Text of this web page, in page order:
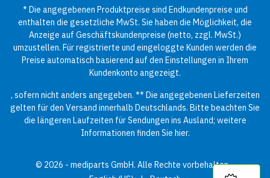
* Die angegebenen Produktpreise sind Endkundenpreise und
enthalten die gesetzliche MwSt. Sie haben die Möglichkeit, die
Anzeige auf Geschäftskundenpreise (netto, zzgl. MwSt.)
umzustellen. Für registrierte und eingeloggte Kunden werden die
Preise automatisch basierend auf den Einstellungen in Ihrem
Kundenkonto angezeigt.
, sofern nicht anders angegeben. ** Die angegebenen Lieferzeiten
gelten für den Versand innerhalb Deutschlands. Bitte beachten Sie
die längeren Laufzeiten für Sendungen ins Ausland; weitere
Informationen finden Sie hier.
© 2026 - mediparts GmbH. Alle Rechte vorbehalten.